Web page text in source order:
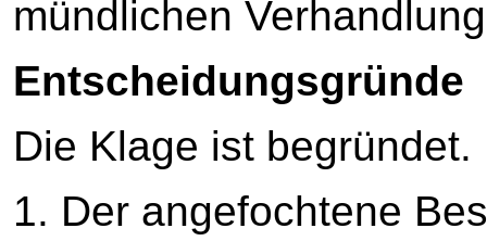
mündlichen
Entscheidungsgründe
Die Klage ist begründet.
1. Der angefochtene